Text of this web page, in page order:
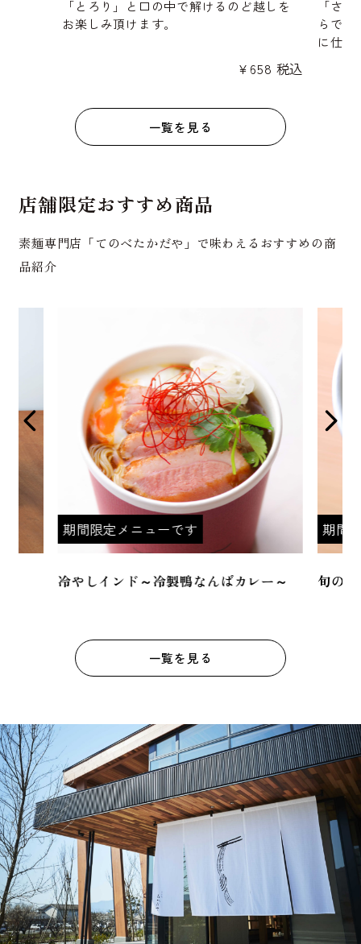
¥ 658 税込
「とろり」と口の中で解けるのど越しを
お楽しみ頂けます。
「さ
らで
に仕上
一覧を見る
店舗限定おすすめ商品
素麺専門店「てのべたかだや」で味わえるおすすめの商
品紹介
期間限定メニューです
冷やしインド～冷製鴨なんばカレー～
期間
旬の
一覧を見る